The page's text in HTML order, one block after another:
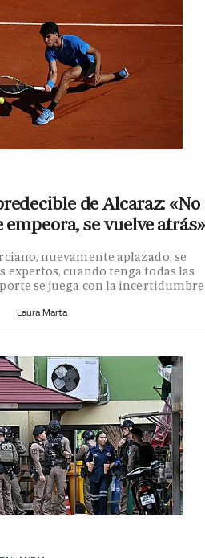
de Alcaraz: «No
empeora, se vuelve atrás»
nuevamente aplazado, se
expertos, cuando tenga todas las
se juega con la
Laura Marta